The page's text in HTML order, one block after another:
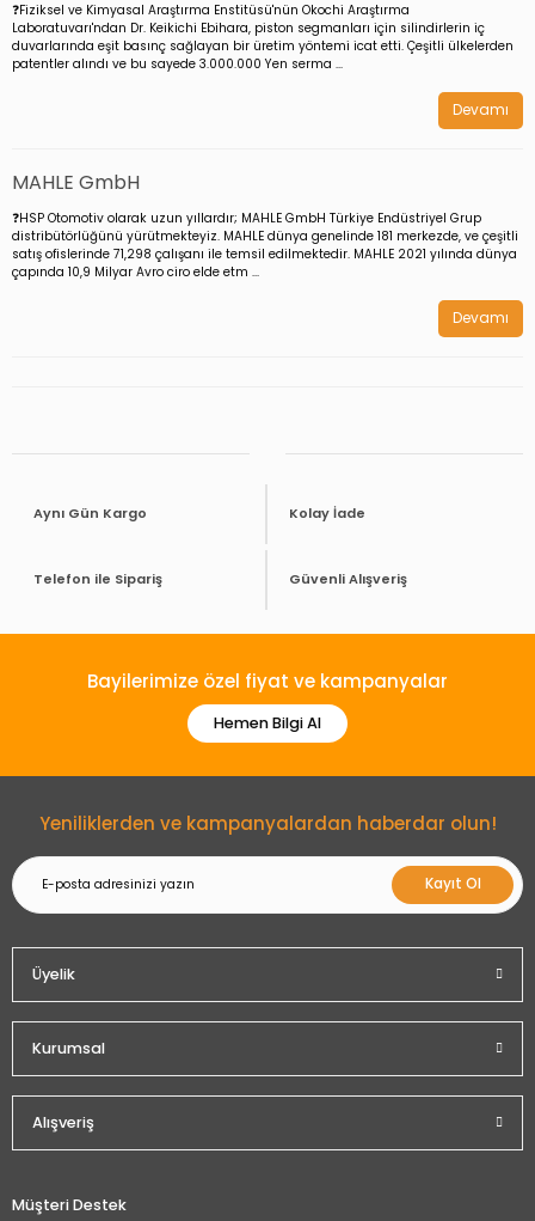
❓Fiziksel ve Kimyasal Araştırma Enstitüsü'nün Okochi Araştırma
Laboratuvarı'ndan Dr. Keikichi Ebihara, piston segmanları için silindirlerin iç
duvarlarında eşit basınç sağlayan bir üretim yöntemi icat etti. Çeşitli ülkelerden
patentler alındı ve bu sayede 3.000.000 Yen serma ...
Devamı
MAHLE GmbH
❓HSP Otomotiv olarak uzun yıllardır; MAHLE GmbH Türkiye Endüstriyel Grup
distribütörlüğünü yürütmekteyiz. MAHLE dünya genelinde 181 merkezde, ve çeşitli
satış ofislerinde 71,298 çalışanı ile temsil edilmektedir. MAHLE 2021 yılında dünya
çapında 10,9 Milyar Avro ciro elde etm ...
Devamı
Aynı Gün Kargo Kolay İade
Telefon ile Sipariş Güvenli Alışveriş
Bayilerimize özel fiyat ve kampanyalar
Hemen Bilgi Al
Yeniliklerden ve kampanyalardan haberdar olun!
Kayıt Ol
Üyelik
Kurumsal
Alışveriş
Müşteri Destek